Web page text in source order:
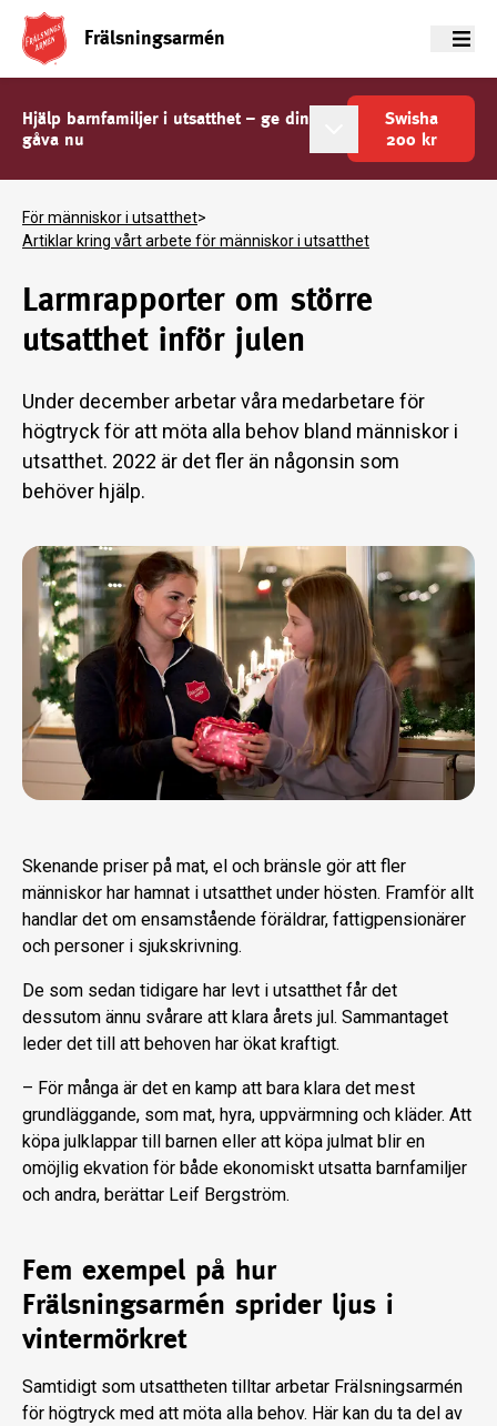
Frälsningsarmén Meny
Hjälp barnfamiljer i utsatthet – ge din
gåva nu
Swisha
200 kr
För människor i utsatthet>
Artiklar kring vårt arbete för människor i utsatthet
Larmrapporter om större
utsatthet inför julen
Under december arbetar våra medarbetare för
högtryck för att möta alla behov bland människor i
utsatthet. 2022 är det fler än någonsin som
behöver hjälp.
Skenande priser på mat, el och bränsle gör att fler
människor har hamnat i utsatthet under hösten. Framför allt
handlar det om ensamstående föräldrar, fattigpensionärer
och personer i sjukskrivning.
De som sedan tidigare har levt i utsatthet får det
dessutom ännu svårare att klara årets jul. Sammantaget
leder det till att behoven har ökat kraftigt.
– För många är det en kamp att bara klara det mest
grundläggande, som mat, hyra, uppvärmning och kläder. Att
köpa julklappar till barnen eller att köpa julmat blir en
omöjlig ekvation för både ekonomiskt utsatta barnfamiljer
och andra, berättar Leif Bergström.
Fem exempel på hur
Frälsningsarmén sprider ljus i
vintermörkret
Samtidigt som utsattheten tilltar arbetar Frälsningsarmén
för högtryck med att möta alla behov. Här kan du ta del av